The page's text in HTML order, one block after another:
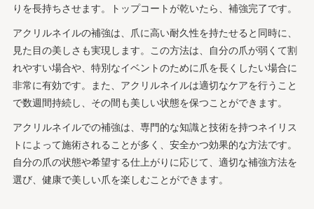
りを長持ちさせます。トップコートが乾いたら、補強完了です。
アクリルネイルの補強は、爪に高い耐久性を持たせると同時に、
見た目の美しさも実現します。この方法は、自分の爪が弱くて割
れやすい場合や、特別なイベントのために爪を長くしたい場合に
非常に有効です。また、アクリルネイルは適切なケアを行うこと
で数週間持続し、その間も美しい状態を保つことができます。
アクリルネイルでの補強は、専門的な知識と技術を持つネイリス
トによって施術されることが多く、安全かつ効果的な方法です。
自分の爪の状態や希望する仕上がりに応じて、適切な補強方法を
選び、健康で美しい爪を楽しむことができます。